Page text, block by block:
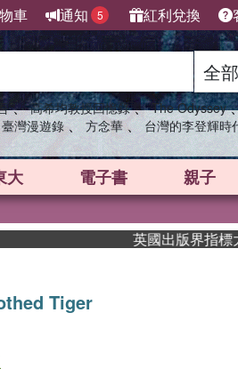
車 通知 5 紅利兌換
、 高希均教授回憶錄 、 The Odyssey
灣漫遊錄 、 方念華 、 台灣的李登輝時
大 電子書 親子
英國出版界指標大
Tiger